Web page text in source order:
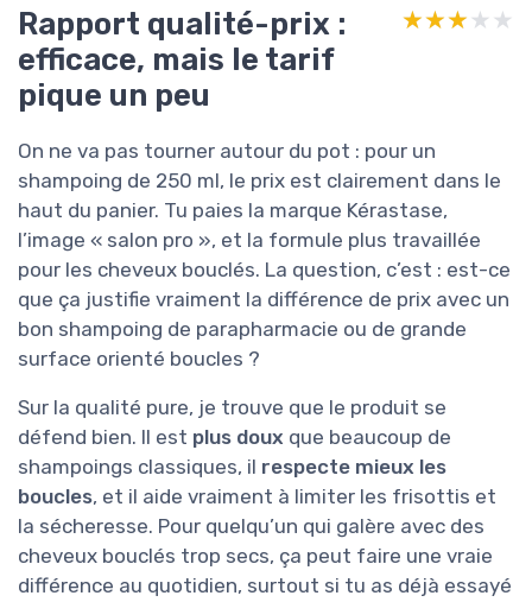
Rapport qualité-prix :
efficace, mais le tarif
pique un peu
★★★★★
★★★★★
On ne va pas tourner autour du pot : pour un
shampoing de 250 ml, le prix est clairement dans le
haut du panier. Tu paies la marque Kérastase,
l’image « salon pro », et la formule plus travaillée
pour les cheveux bouclés. La question, c’est : est-ce
que ça justifie vraiment la différence de prix avec un
bon shampoing de parapharmacie ou de grande
surface orienté boucles ?
Sur la qualité pure, je trouve que le produit se
défend bien. Il est plus doux que beaucoup de
shampoings classiques, il respecte mieux les
boucles, et il aide vraiment à limiter les frisottis et
la sécheresse. Pour quelqu’un qui galère avec des
cheveux bouclés trop secs, ça peut faire une vraie
différence au quotidien, surtout si tu as déjà essayé